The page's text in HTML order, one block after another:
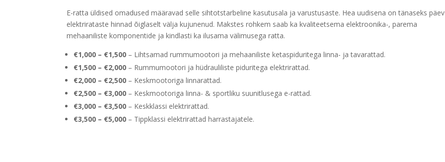
E-ratta üldised omadused määravad selle sihtotstarbeline kasutusala ja varustusaste. Hea uudisena on tänaseks
elektrirataste hinnad õiglaselt välja kujunenud. Makstes rohkem saab ka kvaliteetsema elektroonika-, parema
mehaaniliste komponentide ja kindlasti ka ilusama välimusega ratta.
€1,000 – €1,500 – Lihtsamad rummumootori ja mehaaniliste ketaspiduritega linna- ja tavarattad.
€1,500 – €2,000 – Rummumootori ja hüdrauliliste piduritega elektrirattad.
€2,000 – €2,500 – Keskmootoriga linnarattad.
€2,500 – €3,000 – Keskmootoriga linna- & sportliku suunitlusega e-rattad.
€3,000 – €3,500 – Keskklassi elektrirattad.
€3,500 – €5,000 – Tippklassi elektrirattad harrastajatele.